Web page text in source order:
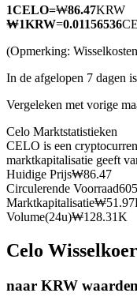
Futures met USDC
1CELO=₩86.47KRW
₩1KRW=0.01156536
(Opmerking:
In de afgelopen 7 dagen
Vergeleken met vorige
Celo Marktstatistieken
CELO is een
marktkapitalisatie geeft
Huidige Prijs₩86.47
Circulerende Voorraad
Marktkapitalisatie₩
Volume(24u)₩128.31K
Celo
naar KRW